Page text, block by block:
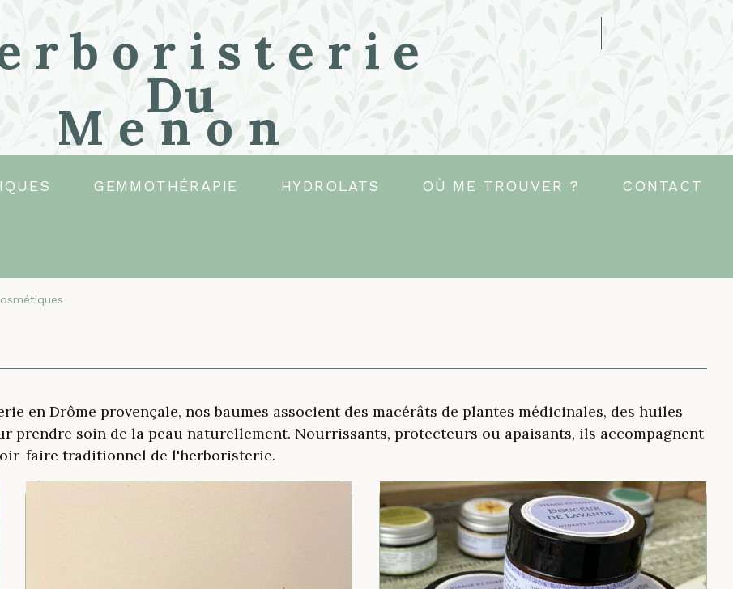
Du
Menon
GEMMOTHÉRAPIE HYDROLATS OÙ ME TROUVER ? CONTACT
en Drôme provençale, nos baumes associent des macérâts de plantes médicinales, des huiles
prendre soin de la peau naturellement. Nourrissants, protecteurs ou apaisants, ils accompagnent
faire traditionnel de l'herboristerie.